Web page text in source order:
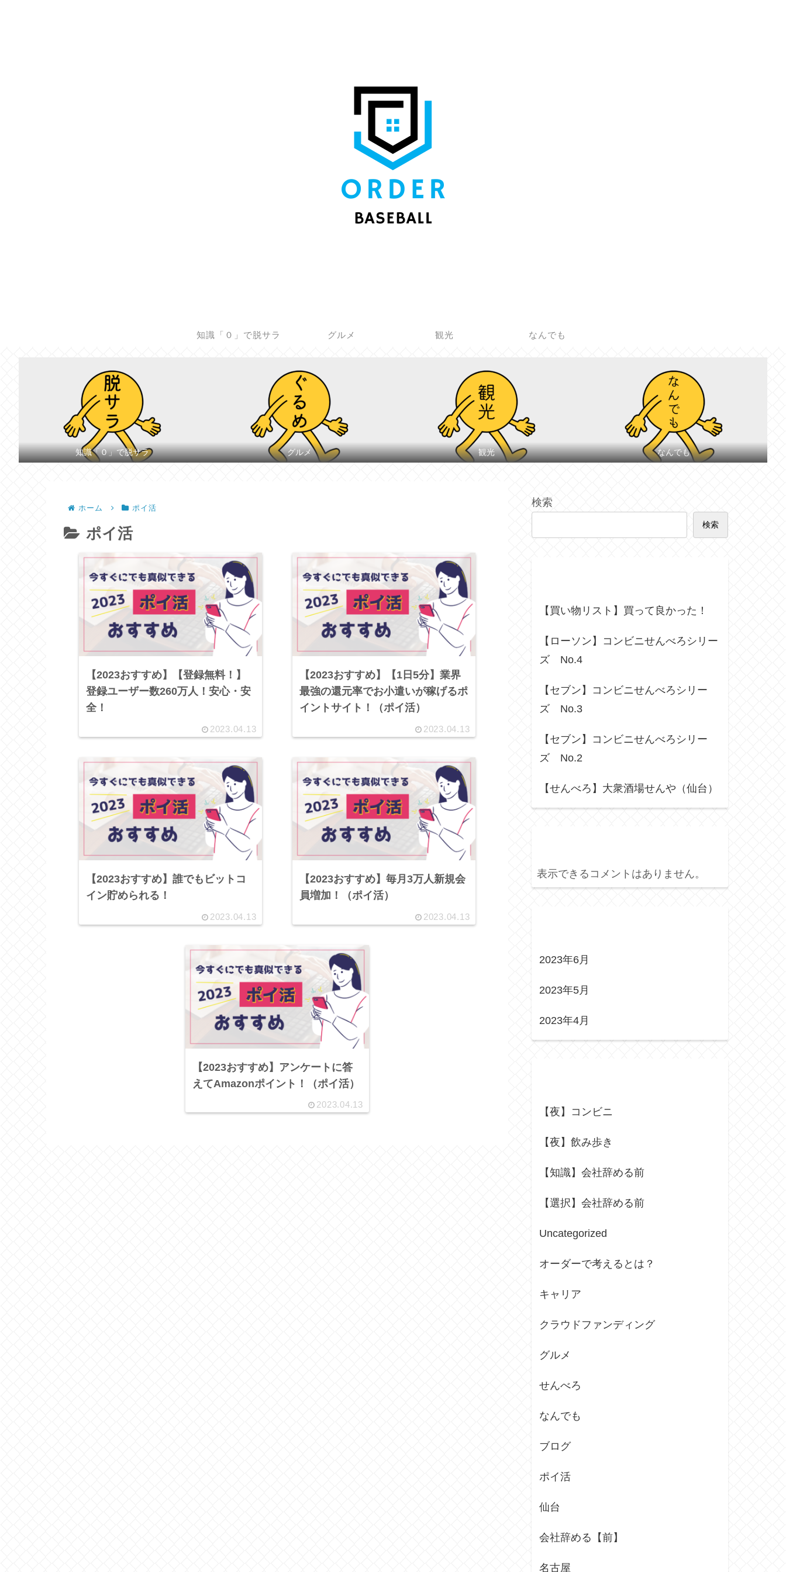
知識「０」で脱サラ グルメ 観光 なんでも
知識「０」で脱サラ グルメ 観光 なんでも
ホーム ポイ活
ポイ活
【2023おすすめ】【登録無料！】
登録ユーザー数260万人！安心・安
全！
2023.04.13
【2023おすすめ】【1日5分】業界
最強の還元率でお小遣いが稼げるポ
イントサイト！（ポイ活）
2023.04.13
【2023おすすめ】誰でもビットコ
イン貯められる！
2023.04.13
【2023おすすめ】毎月3万人新規会
員増加！（ポイ活）
2023.04.13
【2023おすすめ】アンケートに答
えてAmazonポイント！（ポイ活）
2023.04.13
検索
検索
【買い物リスト】買って良かった！
【ローソン】コンビニせんべろシリー
ズ No.4
【セブン】コンビニせんべろシリー
ズ No.3
【セブン】コンビニせんべろシリー
ズ No.2
【せんべろ】大衆酒場せんや（仙台）
表示できるコメントはありません。
2023年6月
2023年5月
2023年4月
【夜】コンビニ
【夜】飲み歩き
【知識】会社辞める前
【選択】会社辞める前
Uncategorized
オーダーで考えるとは？
キャリア
クラウドファンディング
グルメ
せんべろ
なんでも
ブログ
ポイ活
仙台
会社辞める【前】
名古屋